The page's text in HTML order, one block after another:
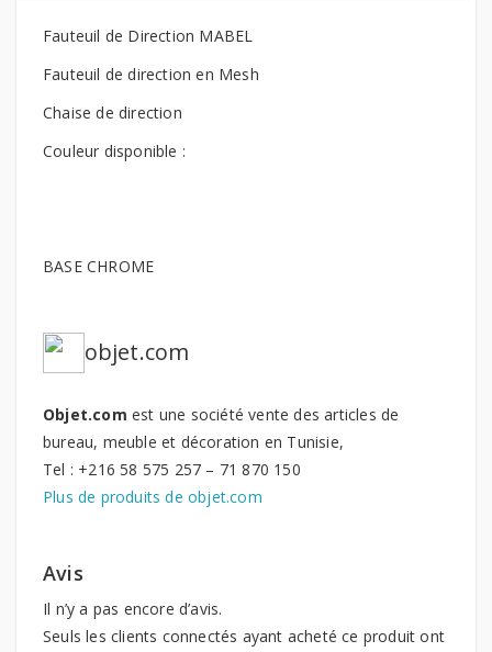
Fauteuil de Direction MABEL
Fauteuil de direction en Mesh
Chaise de direction
Couleur disponible :
BASE CHROME
objet.com
Objet.com est une société vente des articles de
bureau, meuble et décoration en Tunisie,
Tel : +216 58 575 257 – 71 870 150
Plus de produits de objet.com
Avis
Il n’y a pas encore d’avis.
Seuls les clients connectés ayant acheté ce produit ont